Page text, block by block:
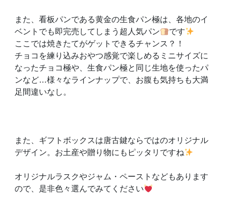
また、看板パンである黄金の生食パン極は、各地のイ
ベントでも即完売してしまう超人気パン
です
ここでは焼きたてがゲットできるチャンス？！
チョコを練り込みおやつ感覚で楽しめるミニサイズに
なったチョコ極や、生食パン極と同じ生地を使ったパ
ンなど…様々なラインナップで、お腹も気持ちも大満
足間違いなし。
また、ギフトボックスは唐古鍵ならではのオリジナル
デザイン。お土産や贈り物にもピッタリですね
オリジナルラスクやジャム・ペーストなどもあります
ので、是非色々選んでみてください